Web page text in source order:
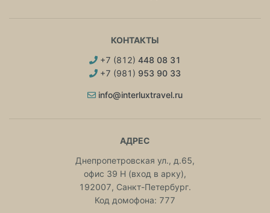
КОНТАКТЫ
+7 (812) 448 08 31
+7 (981) 953 90 33
info@interluxtravel.ru
АДРЕС
Днепропетровская ул., д.65,
офис 39 Н (вход в арку),
192007, Санкт-Петербург.
Код домофона: 777